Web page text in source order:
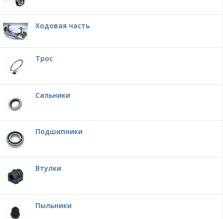
Ходовая часть
Трос
Сальники
Подшипники
Втулки
Пыльники